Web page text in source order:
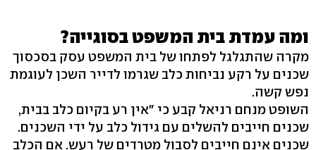
ומה עמדת בית המשפט בסוגייה?
מקרה שהתגלגל לפתחו של בית המשפט עסק בסכסוך
שכנים על רקע נביחות כלב שגרמו לדייר השכן לעוגמת
נפש קשה.
השופט מנחם רניאל קבע כי "אין רע בקיום כלב בבית,
שכנים חייבים להשלים עם גידול כלב על ידי השכנים.
שכנים אינם חייבים לסבול מטרדים של רעש. אם הכלב